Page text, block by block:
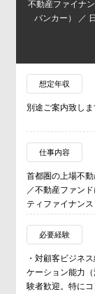
不動産ファイナン
バンカー） ／
想定年収
別途ご案内致しま
仕事内容
首都圏の上場不動
／不動産ファンド
ティファイナンス
式売出し）・デッ
（社債・CB発行）
収・事業売却・経
等）・アクティビ
人投資家向け・海
け）等の提案活動
必要経験
・対顧客ビジネス
ケーション能力（
験者歓迎。特にコ